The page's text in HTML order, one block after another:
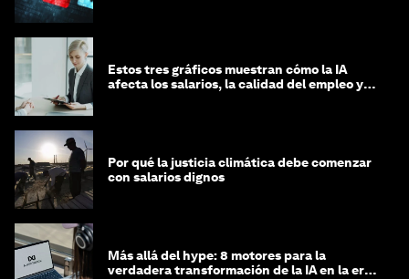
Estos tres gráficos muestran cómo la IA
afecta los salarios, la calidad del empleo y
Por qué la justicia climática debe comenzar
con salarios dignos
Más allá del hype: 8 motores para la
verdadera transformación de la IA en la era